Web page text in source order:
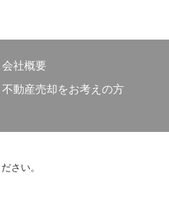
ティング活動、顧客動向分析
からの申出がありましたら取り
の場合に、第三者へ提供され
会社概要
不動産売却をお考えの方
さい。